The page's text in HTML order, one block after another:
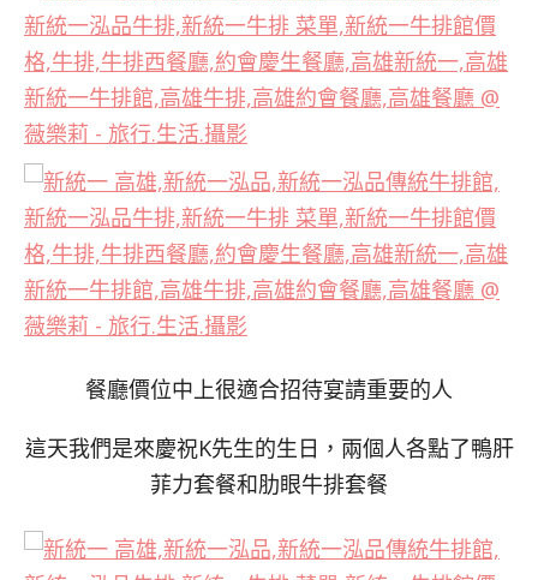
餐廳價位中上很適合招待宴請重要的人
這天我們是來慶祝K先生的生日，兩個人各點了鴨肝
菲力套餐和肋眼牛排套餐